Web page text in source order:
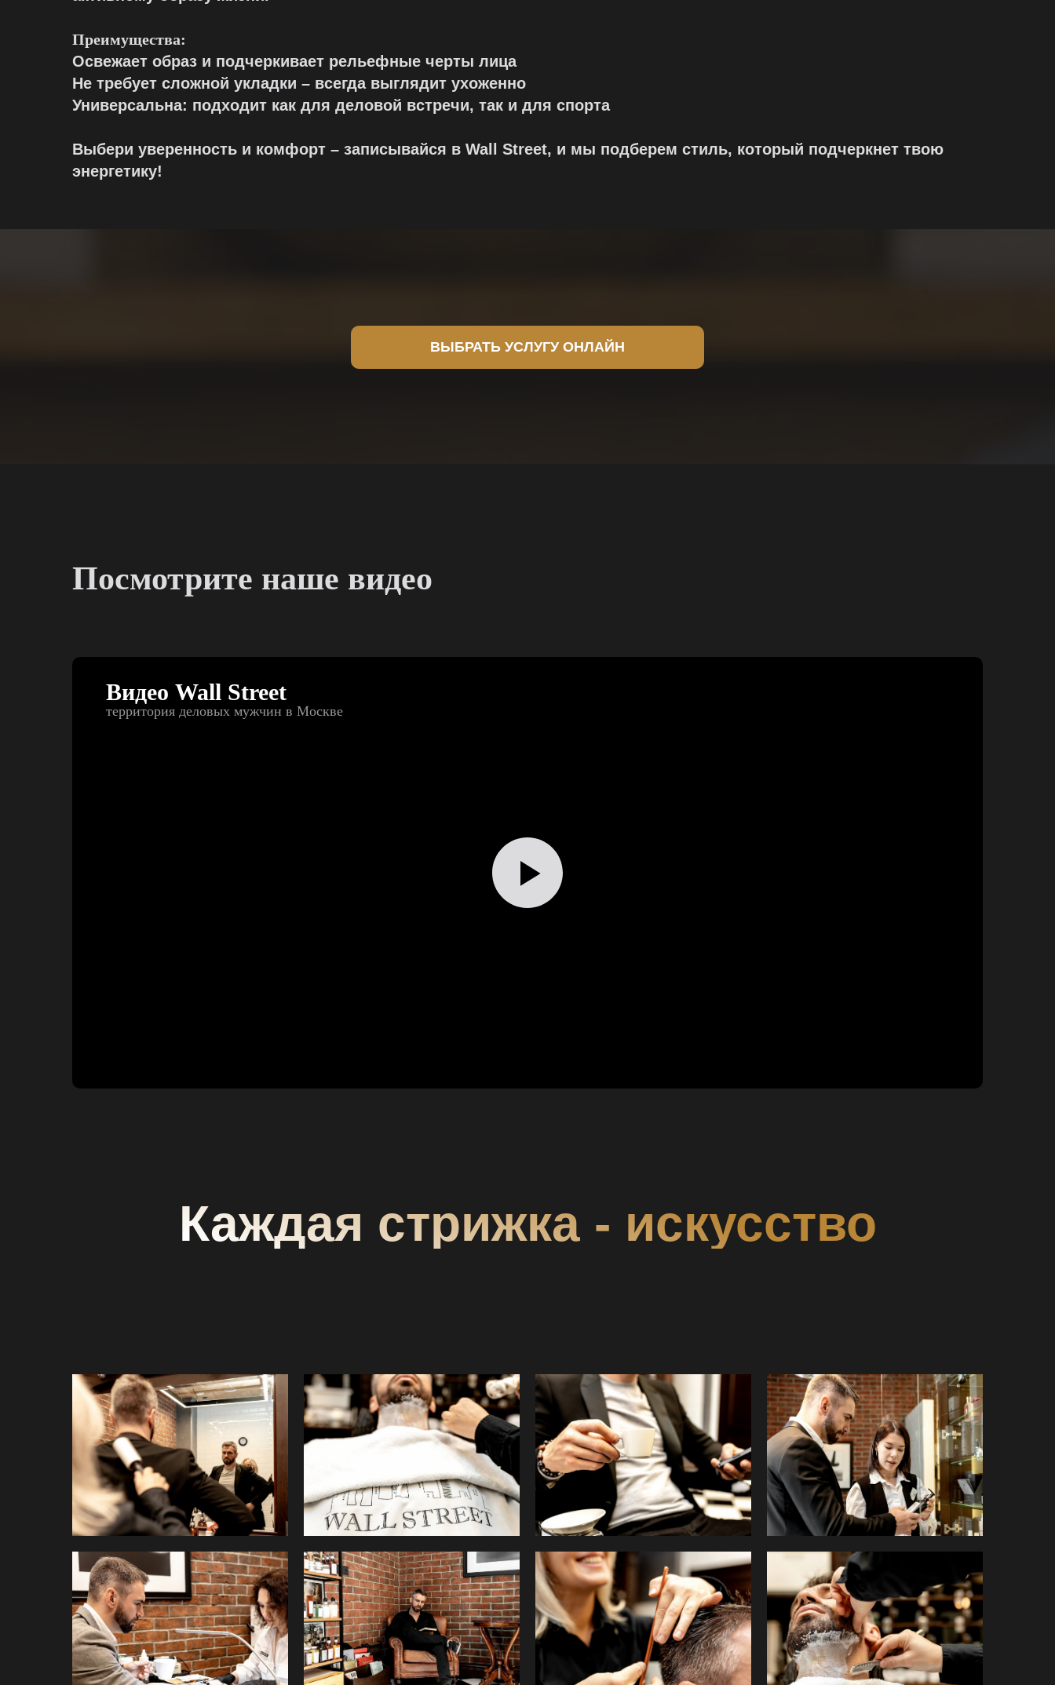
Преимущества:
Освежает образ и подчеркивает рельефные черты лица
Не требует сложной укладки – всегда выглядит ухоженно
Универсальна: подходит как для деловой встречи, так и для спорта
Выбери уверенность и комфорт – записывайся в Wall Street, и мы подберем стиль, который подчеркнет твою
энергетику!
ВЫБРАТЬ УСЛУГУ ОНЛАЙН
Посмотрите наше видео
Видео Wall Street
территория деловых мужчин в Москве
Каждая стрижка - искусство